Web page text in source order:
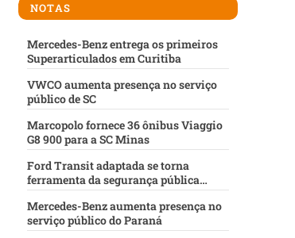
NOTAS
Mercedes-Benz entrega os primeiros
Superarticulados em Curitiba
VWCO aumenta presença no serviço
público de SC
Marcopolo fornece 36 ônibus Viaggio
G8 900 para a SC Minas
Ford Transit adaptada se torna
ferramenta da segurança pública
baiana
Mercedes-Benz aumenta presença no
serviço público do Paraná